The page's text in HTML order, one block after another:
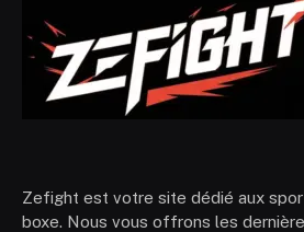
Zefight est votre site dédié aux
boxe. Nous vous offrons les